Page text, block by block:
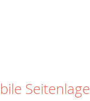
Seitenlage